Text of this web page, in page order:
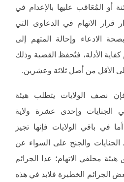
أو المُعَاقب عليها بالإعدام في
قرار الاتهام في الدعاوى التي
الادعاء وإحالة المتهم إلى
الأدلة، فتُحفظ القضية وذلك
الأقل من أصل ثلاثة وعشرين.
نصف الولايات يتطلب هيئة
الجنايات وإحدى عشرة ولاية
في باقي الولايات فإنها تجيز
والجنح على السواء عن
محلفي الاتهام؛ عدا الجرائم
الجرائم الخطيرة فلابد في هذه